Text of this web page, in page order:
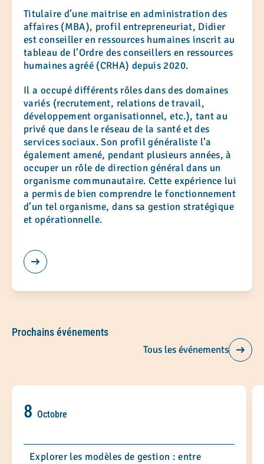
Titulaire d’une maitrise en administration des
affaires (MBA), profil entrepreneuriat, Didier
est conseiller en ressources humaines inscrit au
tableau de l’Ordre des conseillers en ressources
humaines agréé (CRHA) depuis 2020.
Il a occupé différents rôles dans des domaines
variés (recrutement, relations de travail,
développement organisationnel, etc.), tant au
privé que dans le réseau de la santé et des
services sociaux. Son profil généraliste l’a
également amené, pendant plusieurs années, à
occuper un rôle de direction général dans un
organisme communautaire. Cette expérience lui
a permis de bien comprendre le fonctionnement
d’un tel organisme, dans sa gestion stratégique
et opérationnelle.
Prochains événements
Tous les événements
8 Octobre
Explorer les modèles de gestion : entre